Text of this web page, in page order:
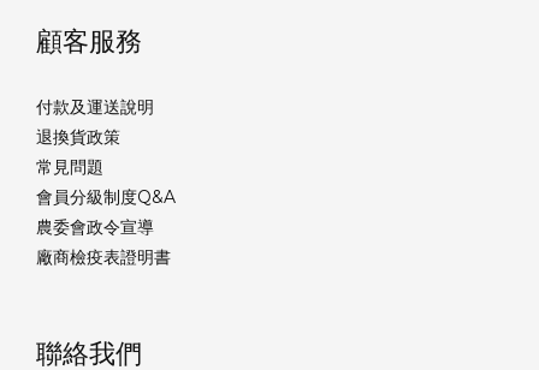
顧客服務
付款及運送說明
退換貨政策
常見問題
會員分級制度Q&A
農委會政令宣導
廠商檢疫表證明書
聯絡我們